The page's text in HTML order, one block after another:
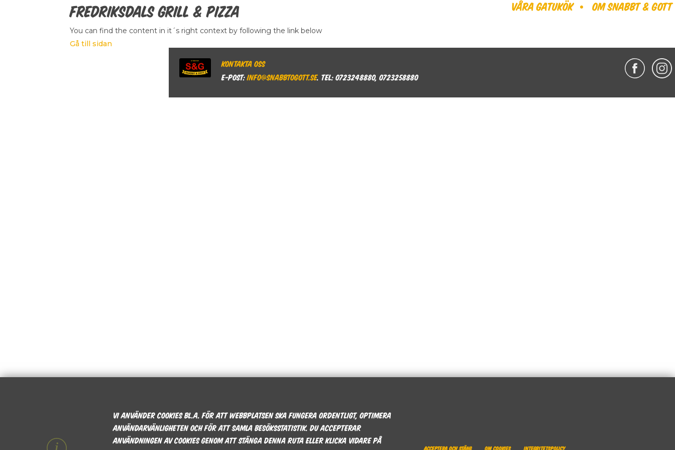
Våra gatukök Om Snabbt & Gott
Fredriksdals Grill & Pizza
You can find the content in it´s right context by following the link below
Gå till sidan
Kontakta oss
E-post: info@snabbtogott.se. Tel: 0723248880, 0723258880
Vi använder cookies bl.a. för att webbplatsen ska fungera ordentligt, optimera
användarvänligheten och för att samla besöksstatistik. Du accepterar
användningen av cookies genom att stänga denna ruta eller klicka vidare på
Acceptera och stäng Om cookies Integritetspolicy